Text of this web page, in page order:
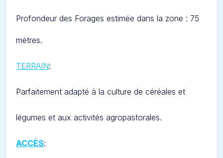
Profondeur des Forages estimée dans la zone : 75
mètres.
TERRAIN:
Parfaitement adapté à la culture de céréales et
légumes et aux activités agropastorales.
ACCÈS: